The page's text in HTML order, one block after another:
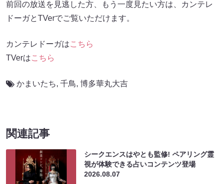
前回の放送を見逃した方、もう一度見たい方は、カンテレ
ドーガとTVerでご覧いただけます。
カンテレドーガはこちら
TVerはこちら
かまいたち, 千鳥, 博多華丸大吉
関連記事
シークエンスはやとも監修! ペアリング霊
視が体験できる占いコンテンツ登場
2026.08.07